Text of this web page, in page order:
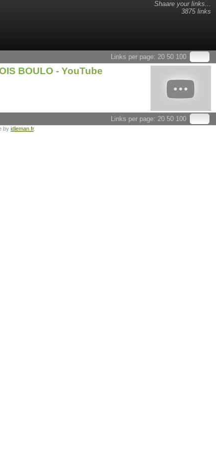
Shaare your links...
3875 links
Links per page: 20 50 100
BOULO - YouTube
Links per page: 20 50 100
by idleman.fr.